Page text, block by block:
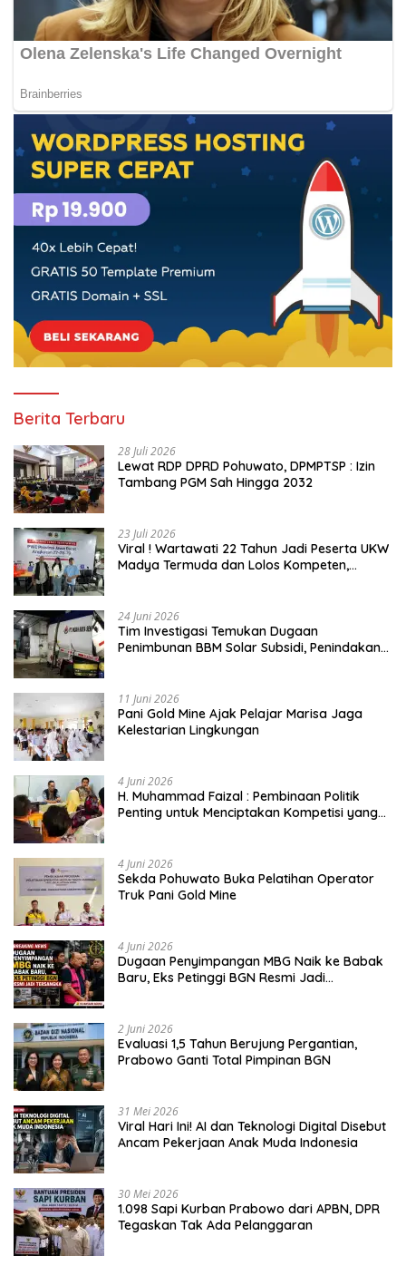
Berita Terbaru
28 Juli 2026
Lewat RDP DPRD Pohuwato, DPMPTSP : Izin
Tambang PGM Sah Hingga 2032
23 Juli 2026
Viral ! Wartawati 22 Tahun Jadi Peserta UKW
Madya Termuda dan Lolos Kompeten,
24 Juni 2026
Tim Investigasi Temukan Dugaan
Penimbunan BBM Solar Subsidi, Penindakan
11 Juni 2026
Pani Gold Mine Ajak Pelajar Marisa Jaga
Kelestarian Lingkungan
4 Juni 2026
H. Muhammad Faizal : Pembinaan Politik
Penting untuk Menciptakan Kompetisi yang
4 Juni 2026
Sekda Pohuwato Buka Pelatihan Operator
Truk Pani Gold Mine
4 Juni 2026
Dugaan Penyimpangan MBG Naik ke Babak
Baru, Eks Petinggi BGN Resmi Jadi
2 Juni 2026
Evaluasi 1,5 Tahun Berujung Pergantian,
Prabowo Ganti Total Pimpinan BGN
31 Mei 2026
Viral Hari Ini! AI dan Teknologi Digital Disebut
Ancam Pekerjaan Anak Muda Indonesia
30 Mei 2026
1.098 Sapi Kurban Prabowo dari APBN, DPR
Tegaskan Tak Ada Pelanggaran